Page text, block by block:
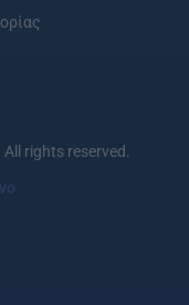
rights reserved.